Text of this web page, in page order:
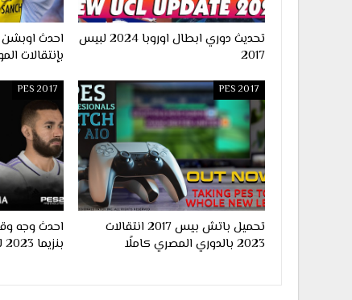
تحديث دوري ابطال اوروبا 2024 لبيس
2017
بإنتقالات
PES 2017
تحميل باتش بيس 2017 انتقالات
2023 بالدوري المصري كاملًا
PES 2017
احدث وجه
بنزيما 2023 لبيس 2017